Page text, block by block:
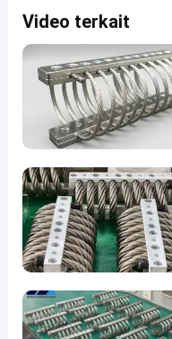
getaran
tali kawat
2024-
07-24
#
Damping
getaran
Damping
isolasi
tali
kawat
#
getaran
tali
Video terkait